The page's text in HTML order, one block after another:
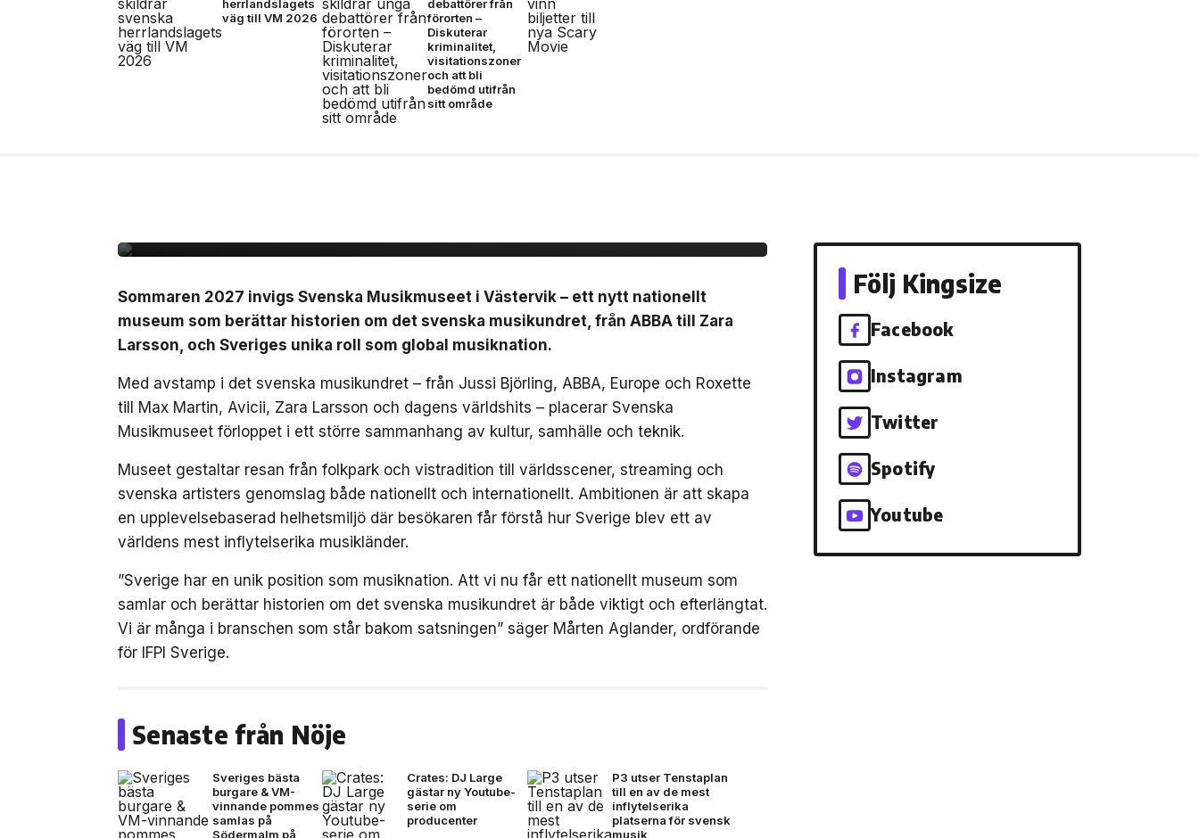
herrlandslagets
väg till VM 2026
debattörer från
förorten –
Diskuterar
kriminalitet,
visitationszoner
och att bli
bedömd utifrån
sitt område
Sommaren 2027 invigs Svenska Musikmuseet i Västervik – ett nytt nationellt
museum som berättar historien om det svenska musikundret, från ABBA till Zara
Larsson, och Sveriges unika roll som global musiknation.
Med avstamp i det svenska musikundret – från Jussi Björling, ABBA, Europe och Roxette
till Max Martin, Avicii, Zara Larsson och dagens världshits – placerar Svenska
Musikmuseet förloppet i ett större sammanhang av kultur, samhälle och teknik.
Museet gestaltar resan från folkpark och vistradition till världsscener, streaming och
svenska artisters genomslag både nationellt och internationellt. Ambitionen är att skapa
en upplevelsebaserad helhetsmiljö där besökaren får förstå hur Sverige blev ett av
världens mest inflytelserika musikländer.
”Sverige har en unik position som musiknation. Att vi nu får ett nationellt museum som
samlar och berättar historien om det svenska musikundret är både viktigt och efterlängtat.
Vi är många i branschen som står bakom satsningen” säger Mårten Aglander, ordförande
för IFPI Sverige.
Senaste från Nöje
Sveriges bästa
burgare & VM-
vinnande pommes
samlas på
Södermalm på
Crates: DJ Large
gästar ny Youtube-
serie om
producenter
P3 utser Tenstaplan
till en av de mest
inflytelserika
platserna för svensk
musik
Följ Kingsize
Facebook
Instagram
Twitter
Spotify
Youtube